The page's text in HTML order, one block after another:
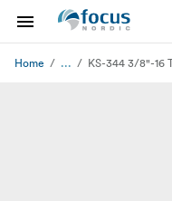
Home ... KS-344 3/8"-16